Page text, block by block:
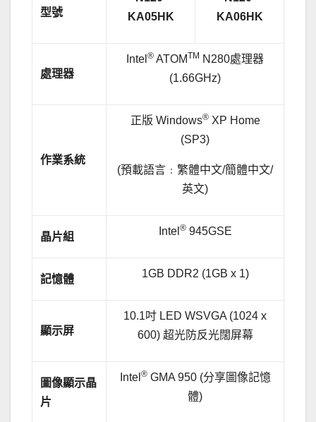
型號
KA05HK
KA06HK
處理器
Intel ® ATOMTM N280處理器
(1.66GHz)
作業系統
正版 Windows®XP Home
(SP3)
(預載語言﹕繁體中文/簡體中文/
英文)
晶片組 Intel ®945GSE
記憶體 1GB DDR2 (1GB x 1)
顯示屏
10.1吋 LED WSVGA (1024 x
600) 超光防反光闊屏幕
圖像顯示晶
片
Intel ®GMA 950 (分享圖像記憶
體)